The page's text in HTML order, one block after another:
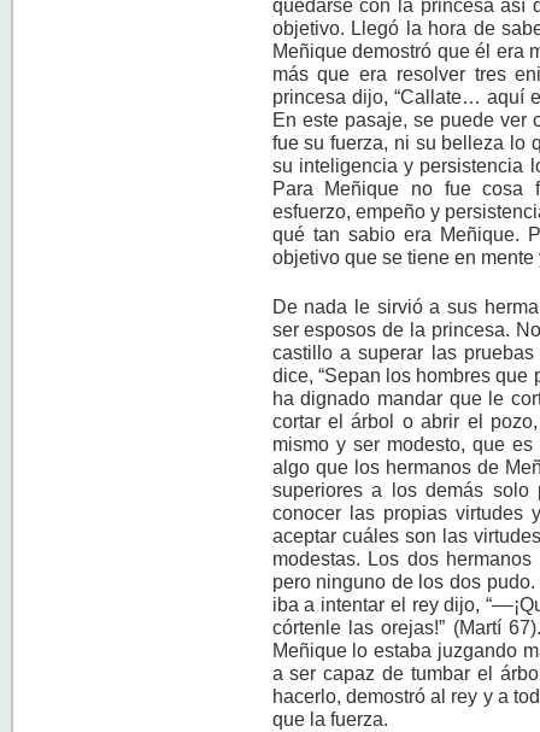
quedarse con la princesa así
objetivo. Llegó la hora de
Meñique demostró que él era
más que era resolver tres
princesa dijo, “Callate… aquí
En este pasaje, se puede ver
fue su fuerza, ni su belleza lo
su inteligencia y persistencia
Para Meñique no fue cosa
esfuerzo, empeño y
qué tan sabio era Meñique.
objetivo que se tiene en
De nada le sirvió a sus
ser esposos de la princesa.
castillo a superar las
dice, “Sepan los hombres que
ha dignado mandar que le
cortar el árbol o abrir el
mismo y ser modesto, que
algo que los hermanos de
superiores a los demás
conocer las propias virtudes
aceptar cuáles son las
modestas. Los dos
pero ninguno de los dos
iba a intentar el rey dijo,
córtenle las orejas!” (Martí
Meñique lo estaba juzgando
a ser capaz de tumbar el
hacerlo, demostró al rey y a
que la fuerza.